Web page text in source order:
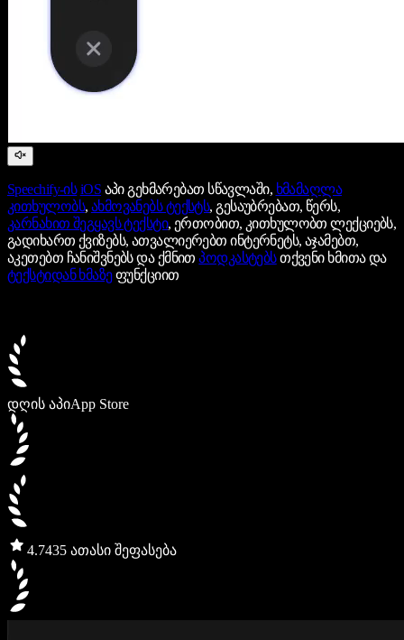
Speechify-ის iOS აპი გეხმარებათ სწავლაში, ხმამაღლა
კითხულობს, ახმოვანებს ტექსტს, გესაუბრებათ, წერს,
კარნახით შეგყავს ტექსტი, ერთობით, კითხულობთ ლექციებს,
გადიხართ ქვიზებს, ათვალიერებთ ინტერნეტს, აჯამებთ,
აკეთებთ ჩანიშვნებს და ქმნითპოდკასტებსთქვენი ხმითა და
ტექსტიდან ხმაზეფუნქციით
დღის აპიApp Store
4.7435 ათასი შეფასება